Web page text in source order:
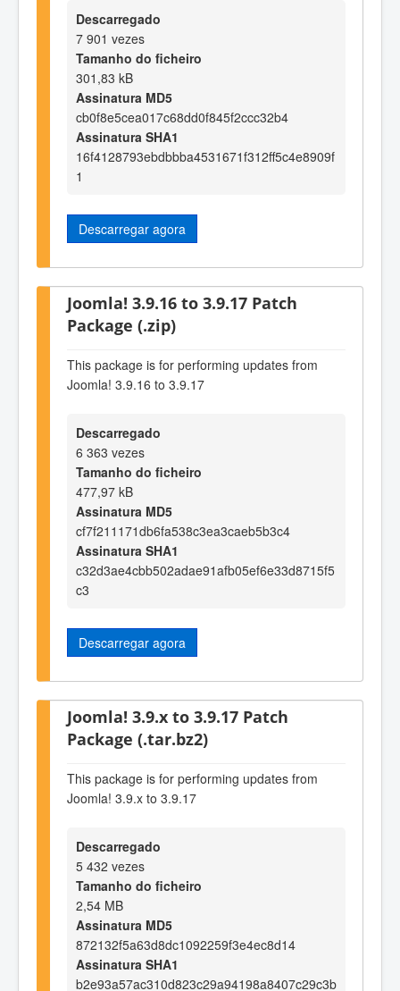
Descarregado
7 901 vezes
Tamanho do ficheiro
301,83 kB
Assinatura MD5
cb0f8e5cea017c68dd0f845f2ccc32b4
Assinatura SHA1
16f4128793ebdbbba4531671f312ff5c4e8909f
1
Descarregar agora
Joomla! 3.9.16 to 3.9.17 Patch
Package (.zip)
This package is for performing updates from
Joomla! 3.9.16 to 3.9.17
Descarregado
6 363 vezes
Tamanho do ficheiro
477,97 kB
Assinatura MD5
cf7f211171db6fa538c3ea3caeb5b3c4
Assinatura SHA1
c32d3ae4cbb502adae91afb05ef6e33d8715f5
c3
Descarregar agora
Joomla! 3.9.x to 3.9.17 Patch
Package (.tar.bz2)
This package is for performing updates from
Joomla! 3.9.x to 3.9.17
Descarregado
5 432 vezes
Tamanho do ficheiro
2,54 MB
Assinatura MD5
872132f5a63d8dc1092259f3e4ec8d14
Assinatura SHA1
b2e93a57ac310d823c29a94198a8407c29c3b